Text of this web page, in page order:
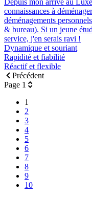
connaissances à
déménagements
& bureau). Si un jeune
service, j'en serais ravi !
Dynamique et souriant
Rapidité et fiabilité
Réactif et flexible
Précédent
Page 1
1
2
3
4
5
6
7
8
9
10